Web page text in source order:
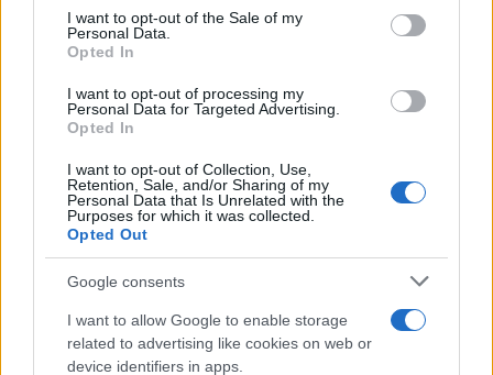
consent section.
I want to opt-out of the Sale of my
Personal Data.
Opted In
I want to opt-out of processing my
Personal Data for Targeted Advertising.
Opted In
I want to opt-out of Collection, Use,
Retention, Sale, and/or Sharing of my
Personal Data that Is Unrelated with the
Purposes for which it was collected.
Opted Out
Google consents
I want to allow Google to enable storage
related to advertising like cookies on web or
device identifiers in apps.
αυτό» λέει, ενώ υπενθυμίζει ότι για την παραγωγή
ανανεώσιμου υδρογόνου χρειάζεται μόνο ενέργεια
από ΑΠΕ και νερό. Δεν παράγονται ρύποι και υγρά
απόβλητα, δεν απαιτείται εξόρυξη και μεταφορά
όχληση κάποιου είδους.
Το ποσοστό των έργων παραγωγής ανανεώσιμου
υδρογόνου, που ανακοινώθηκαν παγκοσμίως τα
τελευταία χρόνια και έφτασαν στο στάδιο της
επενδυτικής απόφασης μόλις και μετά βίας
προσεγγίζει το 4%. Γιατί είναι τόσο χαμηλό; Ένας